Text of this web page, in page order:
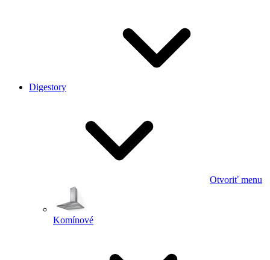
Digestory
Otvoriť menu
Komínové